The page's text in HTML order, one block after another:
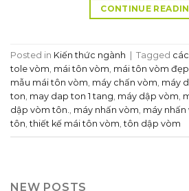
CONTINUE
Posted in Kiến thức ngành Tagged
tole vòm, mái tôn vòm, mái tôn vòm đẹp
mẫu mái tôn vòm, máy chấn vòm, máy
ton, may dap ton 1 tang, máy dập vòm,
dập vòm tôn., máy nhấn vòm, máy
tôn,thiết kế mái tôn vòm,tôn dập vòm
NEW POSTS